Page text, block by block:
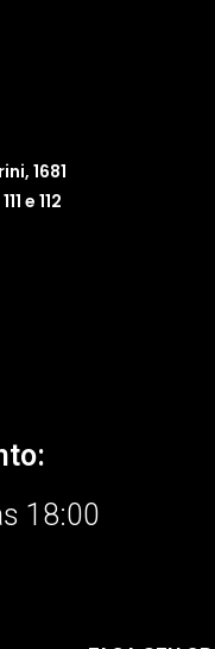
1681
e 112
18:00